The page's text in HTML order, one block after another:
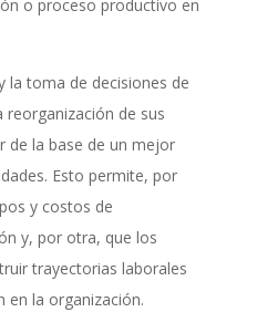
o proceso productivo en
la toma de decisiones de
de sus
de la base de un mejor
Esto permite, por
y costos de
y, por otra, que los
trayectorias laborales
en la organización.